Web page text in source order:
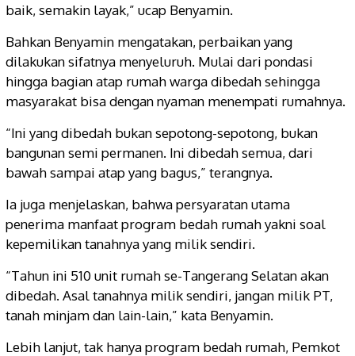
baik, semakin layak,” ucap Benyamin.
Bahkan Benyamin mengatakan, perbaikan yang
dilakukan sifatnya menyeluruh. Mulai dari pondasi
hingga bagian atap rumah warga dibedah sehingga
masyarakat bisa dengan nyaman menempati rumahnya.
“Ini yang dibedah bukan sepotong-sepotong, bukan
bangunan semi permanen. Ini dibedah semua, dari
bawah sampai atap yang bagus,” terangnya.
Ia juga menjelaskan, bahwa persyaratan utama
penerima manfaat program bedah rumah yakni soal
kepemilikan tanahnya yang milik sendiri.
“Tahun ini 510 unit rumah se-Tangerang Selatan akan
dibedah. Asal tanahnya milik sendiri, jangan milik PT,
tanah minjam dan lain-lain,” kata Benyamin.
Lebih lanjut, tak hanya program bedah rumah, Pemkot